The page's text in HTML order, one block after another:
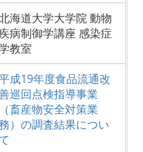
海道大学大学院 動物
病制御学講座 感染症
教室
成19年度食品流通改
巡回点検指導事業
（畜産物安全対策業
）の調査結果につい
て